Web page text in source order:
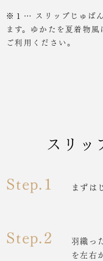
※１… スリップじゅば
ます。ゆかたを夏着物
ご利用ください。
スリッ
Step.1
まずは
Step.2
羽織っ
を左右